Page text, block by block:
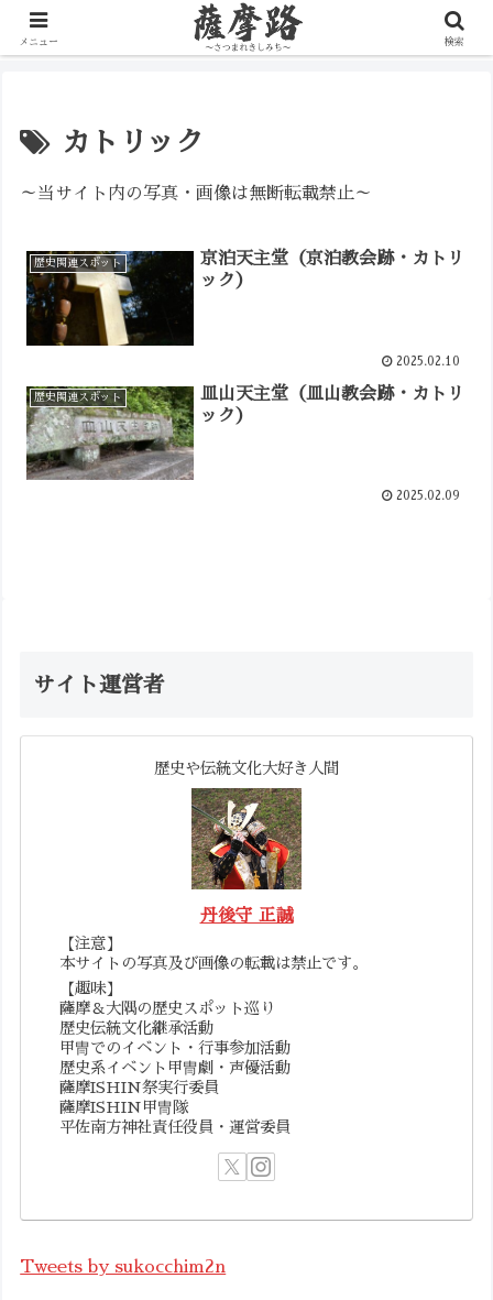
写真で辿る薩摩の歴史路
カトリック
～当サイト内の写真・画像は無断転載禁止～
歴史関連スポット
京泊天主堂（京泊教会跡・カトリ
ック）
2025.02.10
歴史関連スポット
皿山天主堂（皿山教会跡・カトリ
ック）
2025.02.09
サイト運営者
歴史や伝統文化大好き人間
丹後守 正誠
【注意】
本サイトの写真及び画像の転載は禁止です。
【趣味】
薩摩＆大隅の歴史スポット巡り
歴史伝統文化継承活動
甲冑でのイベント・行事参加活動
歴史系イベント甲冑劇・声優活動
薩摩ISHIN祭実行委員
薩摩ISHIN甲冑隊
平佐南方神社責任役員・運営委員
Tweets by sukocchim2n
メニュー 検索